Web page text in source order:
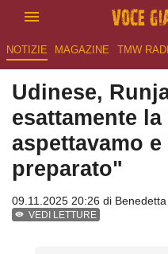
NOTIZIE MAGAZINE TMW
Udinese,
esattamente
aspettavamo
preparato"
09.11.2025 20:26 di
VEDI LETTURE